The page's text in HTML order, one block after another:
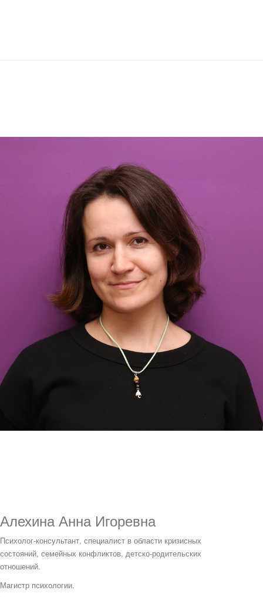
Алехина Анна Игоревна
Психолог-консультант, специалист в области кризисных
состояний, семейных конфликтов, детско-родительских
отношений.
Магистр психологии.